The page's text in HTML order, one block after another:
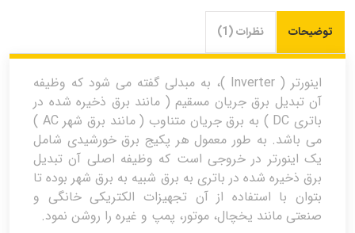
توضیحات نظرات (1)
اینورتر ( Inverter )، به مبدلی گفته می شود که وظیفه
آن تبدیل برق جریان مسقیم ( مانند برق ذخیره شده در
باتری DC ) به برق جریان متناوب ( مانند برق شهر AC )
می باشد. به طور معمول هر پکیج برق خورشیدی شامل
یک اینورتر در خروجی است که وظیفه اصلی آن تبدیل
برق ذخیره شده در باتری به برق شبیه به برق شهر بوده تا
بتوان با استفاده از آن تجهیزات الکتریکی خانگی و
صنعتی مانند یخچال، موتور، پمپ و غیره را روشن نمود.